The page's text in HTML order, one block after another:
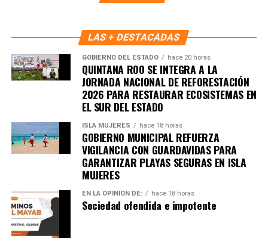
Benito Juárez avanza hacia un modelo de convivencia
responsabilidad compartida.
Fuente: 5to Poder Agencia de Noticias
LAS + DESTACADAS
GOBIERNO DEL ESTADO hace 20 horas
QUINTANA ROO SE INTEGRA A LA
JORNADA NACIONAL DE REFORESTACIÓN
2026 PARA RESTAURAR ECOSISTEMAS EN
EL SUR DEL ESTADO
ISLA MUJERES hace 18 horas
GOBIERNO MUNICIPAL REFUERZA
VIGILANCIA CON GUARDAVIDAS PARA
GARANTIZAR PLAYAS SEGURAS EN ISLA
MUJERES
EN LA OPINIÓN DE: hace 18 horas
Sociedad ofendida e impotente